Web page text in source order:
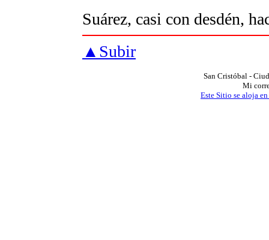
Suárez, casi con desdén,
▲ Subir
San Cristóbal -
Mi
Este Sitio se aloja